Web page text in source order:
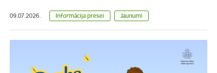
09.07.2026. Informācija presei Jaunumi